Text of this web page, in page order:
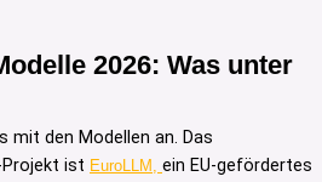
2026: Was unter
mit den Modellen an. Das
Projekt ist EuroLLM, ein EU-gefördertes